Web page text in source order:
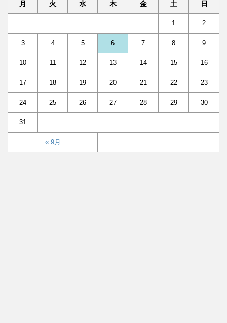
月 火 水 木 金 土 日
« 9月
1 2
3 4 5 6 7 8 9
10 11 12 13 14 15 16
17 18 19 20 21 22 23
24 25 26 27 28 29 30
31